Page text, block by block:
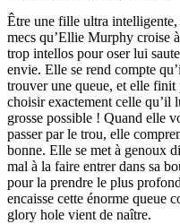
Être une fille ultra intelligente,
mecs qu’Ellie Murphy croise
trop intellos pour oser lui
envie. Elle se rend compte
trouver une queue, et elle
choisir exactement celle qu’il
grosse possible ! Quand elle
passer par le trou, elle
bonne. Elle se met à genoux
mal à la faire entrer dans sa
pour la prendre le plus
encaisse cette énorme queue
glory hole vient de naître.